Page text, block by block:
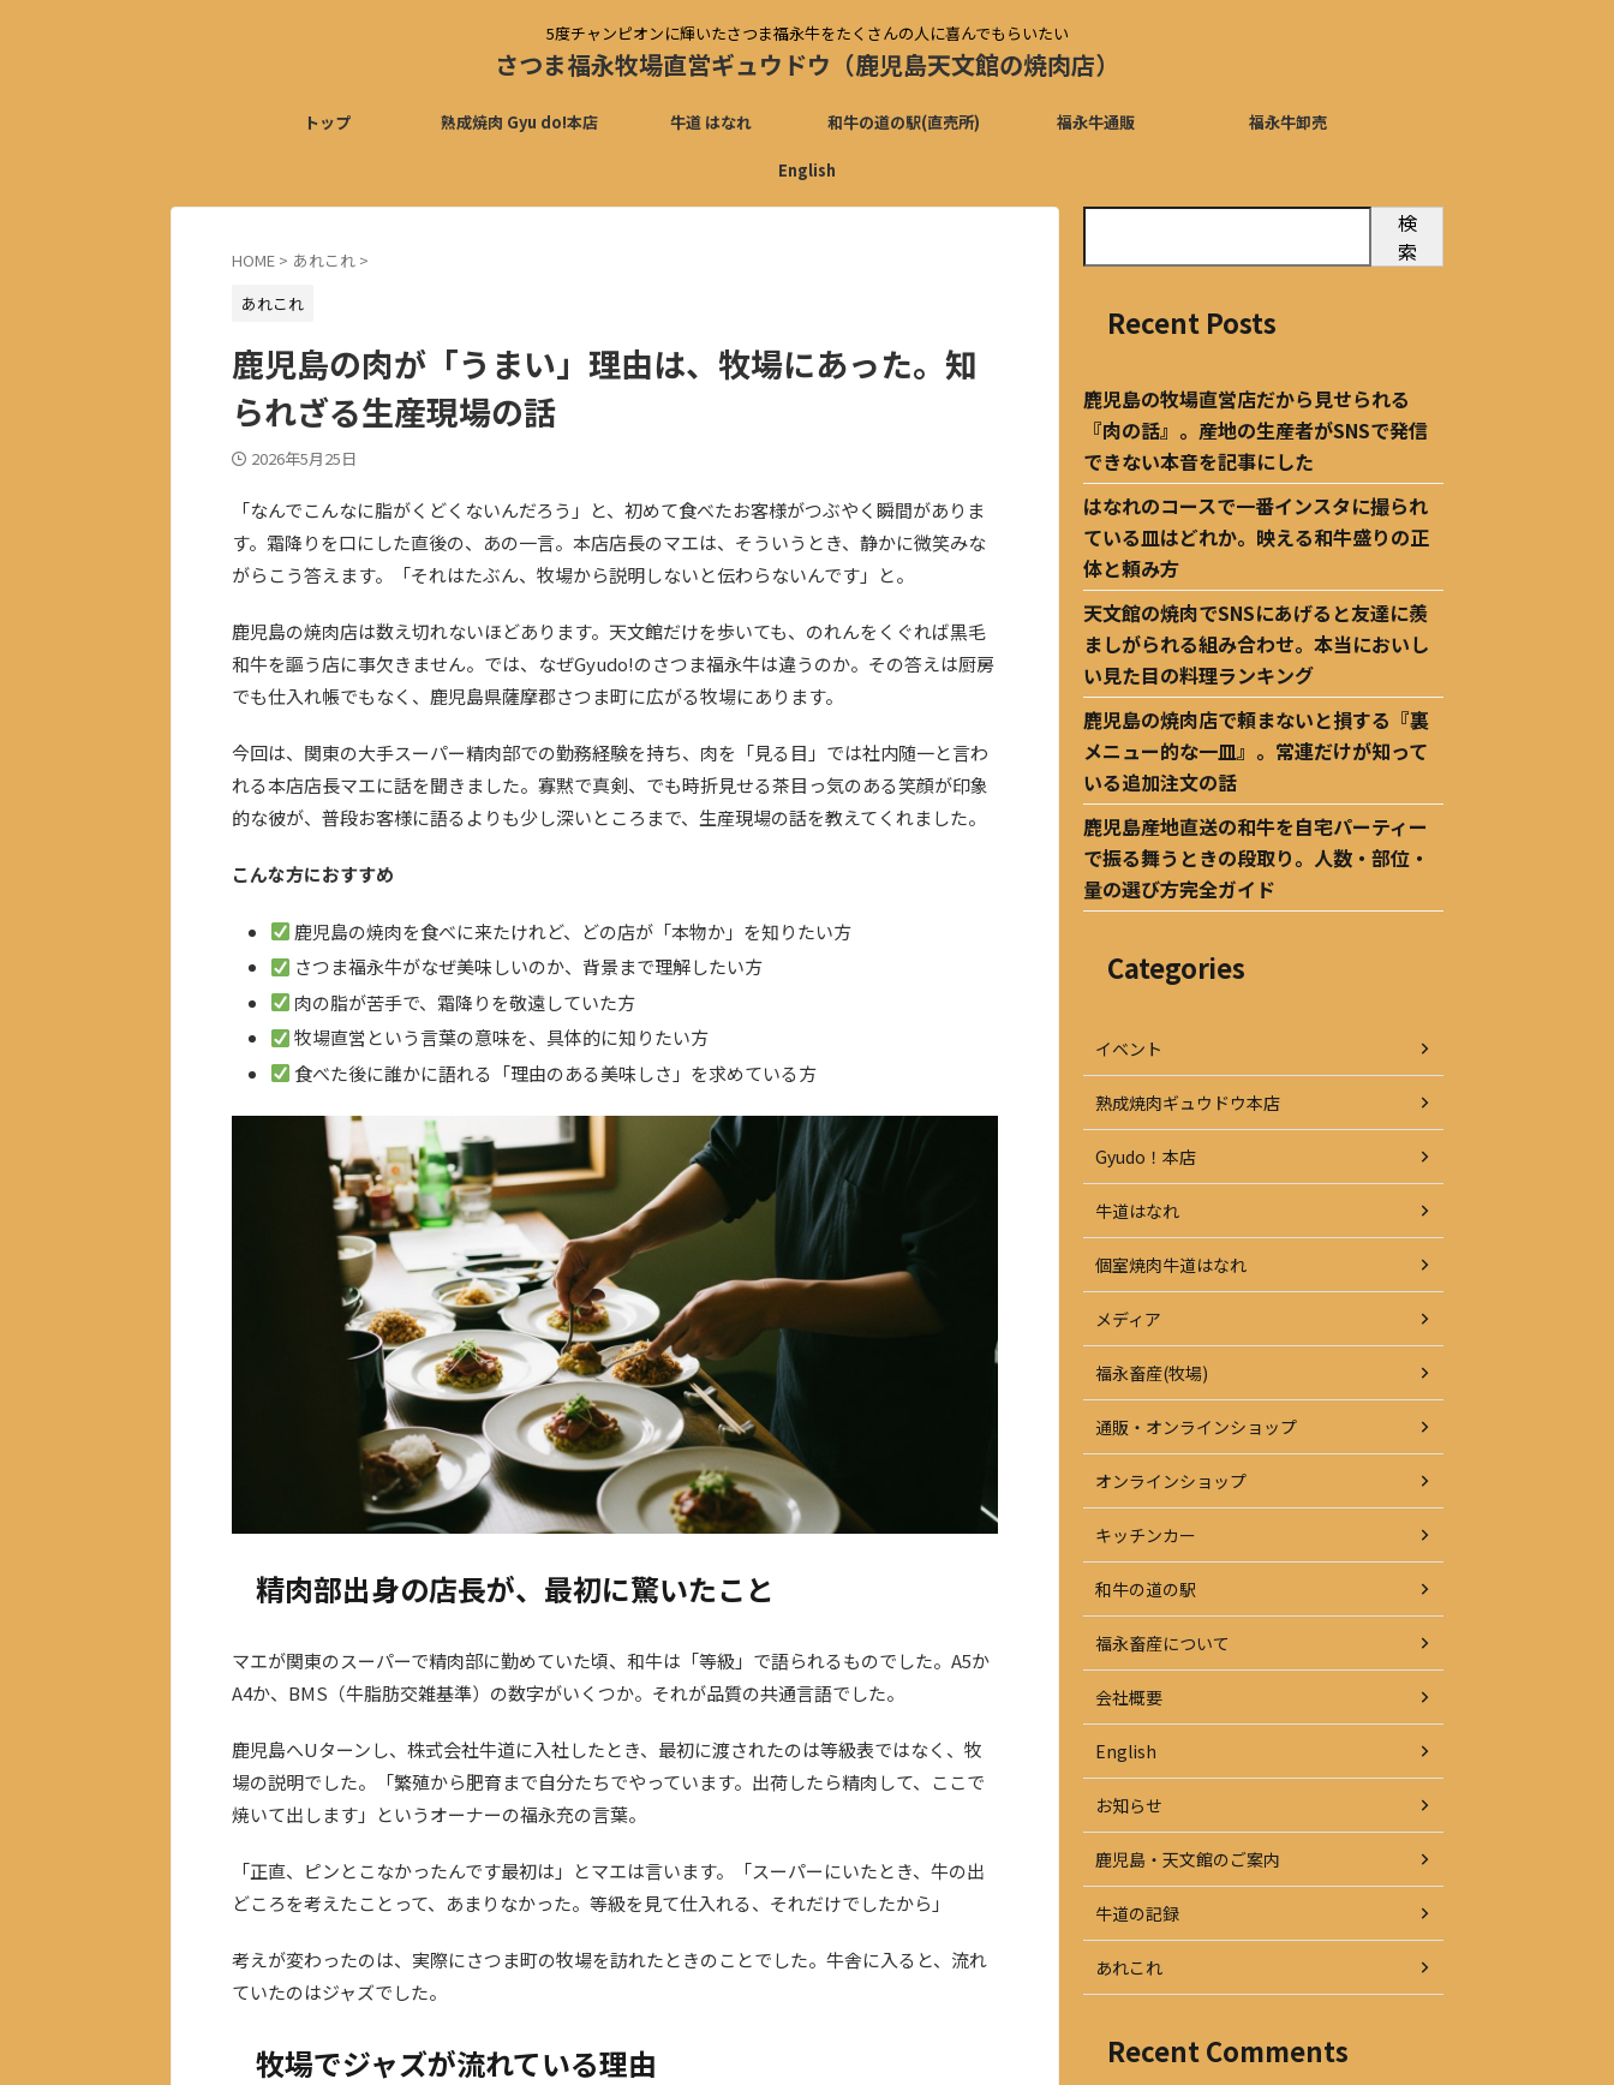
5度チャンピオンに輝いたさつま福永牛をたくさんの人に喜んでもらいたい
さつま福永牧場直営ギュウドウ（鹿児島天文館の焼肉店）
トップ 熟成焼肉 Gyu do!本店 牛道 はなれ 和牛の道の駅(直売所) 福永牛通販 福永牛卸売
English
HOME > あれこれ >
あれこれ
鹿児島の肉が「うまい」理由は、牧場にあった。知
られざる生産現場の話
2026年5月25日
「なんでこんなに脂がくどくないんだろう」と、初めて食べたお客様がつぶやく瞬間がありま
す。霜降りを口にした直後の、あの一言。本店店長のマエは、そういうとき、静かに微笑みな
がらこう答えます。「それはたぶん、牧場から説明しないと伝わらないんです」と。
鹿児島の焼肉店は数え切れないほどあります。天文館だけを歩いても、のれんをくぐれば黒毛
和牛を謳う店に事欠きません。では、なぜGyudo!のさつま福永牛は違うのか。その答えは厨房
でも仕入れ帳でもなく、鹿児島県薩摩郡さつま町に広がる牧場にあります。
今回は、関東の大手スーパー精肉部での勤務経験を持ち、肉を「見る目」では社内随一と言わ
れる本店店長マエに話を聞きました。寡黙で真剣、でも時折見せる茶目っ気のある笑顔が印象
的な彼が、普段お客様に語るよりも少し深いところまで、生産現場の話を教えてくれました。
こんな方におすすめ
鹿児島の焼肉を食べに来たけれど、どの店が「本物か」を知りたい方
さつま福永牛がなぜ美味しいのか、背景まで理解したい方
肉の脂が苦手で、霜降りを敬遠していた方
牧場直営という言葉の意味を、具体的に知りたい方
食べた後に誰かに語れる「理由のある美味しさ」を求めている方
精肉部出身の店長が、最初に驚いたこと
マエが関東のスーパーで精肉部に勤めていた頃、和牛は「等級」で語られるものでした。A5か
A4か、BMS（牛脂肪交雑基準）の数字がいくつか。それが品質の共通言語でした。
鹿児島へUターンし、株式会社牛道に入社したとき、最初に渡されたのは等級表ではなく、牧
場の説明でした。「繁殖から肥育まで自分たちでやっています。出荷したら精肉して、ここで
焼いて出します」というオーナーの福永充の言葉。
「正直、ピンとこなかったんです最初は」とマエは言います。「スーパーにいたとき、牛の出
どころを考えたことって、あまりなかった。等級を見て仕入れる、それだけでしたから」
考えが変わったのは、実際にさつま町の牧場を訪れたときのことでした。牛舎に入ると、流れ
ていたのはジャズでした。
牧場でジャズが流れている理由
検
索
Recent Posts
鹿児島の牧場直営店だから見せられる
『肉の話』。産地の生産者がSNSで発信
できない本音を記事にした
はなれのコースで一番インスタに撮られ
ている皿はどれか。映える和牛盛りの正
体と頼み方
天文館の焼肉でSNSにあげると友達に羨
ましがられる組み合わせ。本当においし
い見た目の料理ランキング
鹿児島の焼肉店で頼まないと損する『裏
メニュー的な一皿』。常連だけが知って
いる追加注文の話
鹿児島産地直送の和牛を自宅パーティー
で振る舞うときの段取り。人数・部位・
量の選び方完全ガイド
Categories
イベント
熟成焼肉ギュウドウ本店
Gyudo！本店
牛道はなれ
個室焼肉牛道はなれ
メディア
福永畜産(牧場)
通販・オンラインショップ
オンラインショップ
キッチンカー
和牛の道の駅
福永畜産について
会社概要
English
お知らせ
鹿児島・天文館のご案内
牛道の記録
あれこれ
Recent Comments